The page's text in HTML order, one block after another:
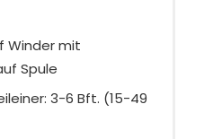
Winder mit
Spule
3-6 Bft. (15-49